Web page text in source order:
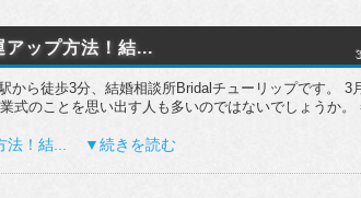
アップ方法！結...
ら徒歩3分、結婚相談所Bridalチューリップです。 3
式のことを思い出す人も多いのではないでしょうか。
法！結... ▼続きを読む